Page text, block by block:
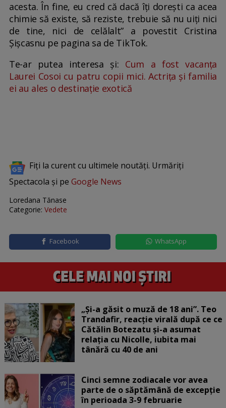
acesta. În fine, eu cred că dacă îți dorești ca acea
chimie să existe, să reziste, trebuie să nu uiți nici
de tine, nici de celălalt” a povestit Cristina
Șișcasnu pe pagina sa de TikTok.
Te-ar putea interesa și: Cum a fost vacanța
Laurei Cosoi cu patru copii mici. Actrița și familia
ei au ales o destinație exotică
Fiți la curent cu ultimele noutăți. Urmăriți
Spectacola și pe Google News
Loredana Tănase
Categorie: Vedete
Facebook WhatsApp
„Și-a găsit o muză de 18 ani”. Teo
Trandafir, reacție virală după ce ce
Cătălin Botezatu și-a asumat
relația cu Nicolle, iubita mai
tânără cu 40 de ani
Cinci semne zodiacale vor avea
parte de o săptămână de excepție
în perioada 3-9 februarie